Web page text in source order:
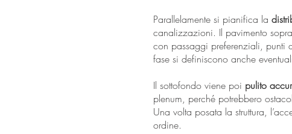
Parallelamente si pianifica la
canalizzazioni. Il pavimento
con passaggi preferenziali, punti
fase si definiscono anche
Il sottofondo viene poi pulito
plenum, perché potrebbero
Una volta posata la struttura,
ordine.